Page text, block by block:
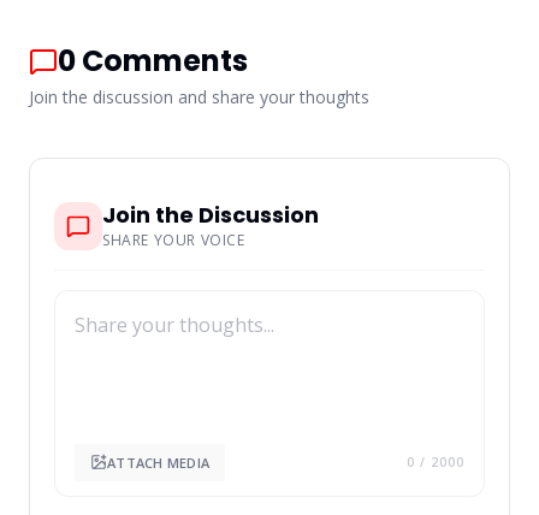
0Comments
Join the discussion and share your thoughts
Join the Discussion
SHARE YOUR VOICE
ATTACH MEDIA 0 / 2000